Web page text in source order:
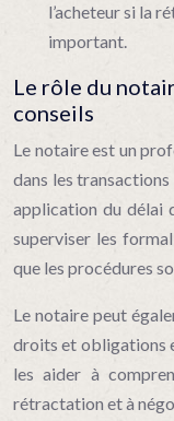
l’acheteur si la
important.
Le rôle du
conseils
Le notaire est un
dans les
application du délai
superviser les
que les procédures
Le notaire peut
droits et obligations
les aider à
rétractation et à